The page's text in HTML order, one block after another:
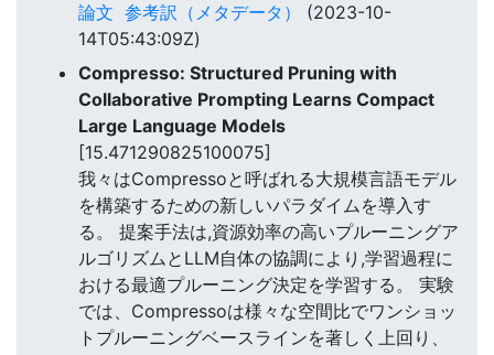
論文 参考訳（メタデータ）
(2023-10-
14T05:43:09Z)
Compresso: Structured Pruning with
Collaborative Prompting Learns Compact
Large Language Models
[15.471290825100075]
我々はCompressoと呼ばれる大規模言語モデル
を構築するための新しいパラダイムを導入す
る。 提案手法は,資源効率の高いプルーニングア
ルゴリズムとLLM自体の協調により,学習過程に
おける最適プルーニング決定を学習する。 実験
では、Compressoは様々な空間比でワンショッ
トプルーニングベースラインを著しく上回り、